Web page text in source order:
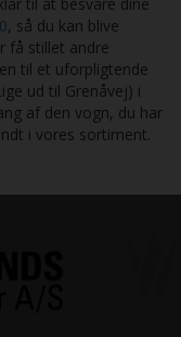
, så du kan blive
få stillet andre
til et uforpligtende
ud til Grenåvej) i
af den vogn, du har
i vores sortiment.